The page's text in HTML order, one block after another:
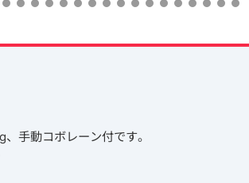
手動コボレーン付です。